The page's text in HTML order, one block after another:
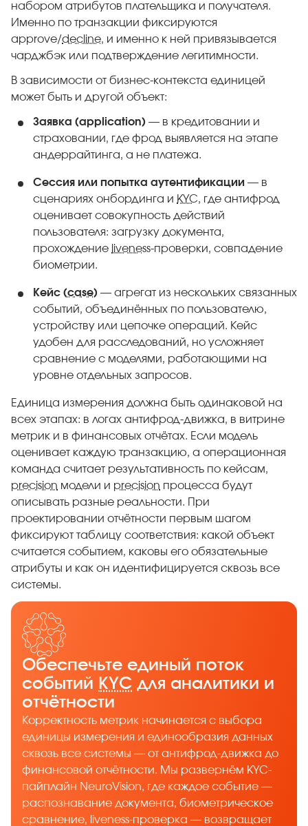
набором атрибутов плательщика и получателя.
Именно по транзакции фиксируются
approve/decline, и именно к ней привязывается
чарджбэк или подтверждение легитимности.
В зависимости от бизнес-контекста единицей
может быть и другой объект:
Заявка (application) — в кредитовании и
страховании, где фрод выявляется на этапе
андеррайтинга, а не платежа.
Сессия или попытка аутентификации — в
сценариях онбординга и KYC, где антифрод
оценивает совокупность действий
пользователя: загрузку документа,
прохождение liveness-проверки, совпадение
биометрии.
Кейс (case) — агрегат из нескольких связанных
событий, объединённых по пользователю,
устройству или цепочке операций. Кейс
удобен для расследований, но усложняет
сравнение с моделями, работающими на
уровне отдельных запросов.
Единица измерения должна быть одинаковой на
всех этапах: в логах антифрод-движка, в витрине
метрик и в финансовых отчётах. Если модель
оценивает каждую транзакцию, а операционная
команда считает результативность по кейсам,
precision модели и precision процесса будут
описывать разные реальности. При
проектировании отчётности первым шагом
фиксируют таблицу соответствия: какой объект
считается событием, каковы его обязательные
атрибуты и как он идентифицируется сквозь все
системы.
Обеспечьте единый поток
событий KYC для аналитики и
отчётности
Корректность метрик начинается с выбора
единицы измерения и единообразия данных
сквозь все системы — от антифрод-движка до
финансовой отчётности. Мы развернём KYC-
пайплайн NeuroVision, где каждое событие —
распознавание документа, биометрическое
сравнение, liveness-проверка — возвращает